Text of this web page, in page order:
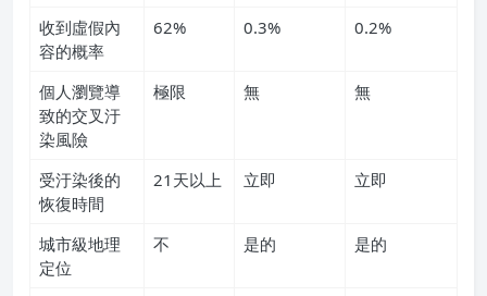
收到虛假內
容的概率
62% 0.3% 0.2%
個人瀏覽導
致的交叉汙
染風險
極限 無 無
受汙染後的
恢復時間
21天以上 立即 立即
城市級地理
定位
不 是的 是的